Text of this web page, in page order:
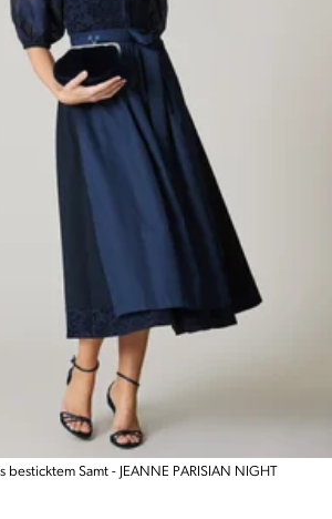
besticktem Samt - JEANNE PARISIAN NIGHT